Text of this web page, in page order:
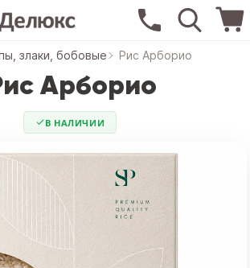
злаки, бобовые Рис Арборио
Арборио
В НАЛИЧИИ